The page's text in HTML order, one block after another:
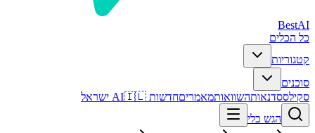
BestAI
כל הכלים
קטגוריות
סוכנים
סקילססדנאותהשוואותמאמריםחדשות AI 🇮🇱 ישראל
הגש כלי